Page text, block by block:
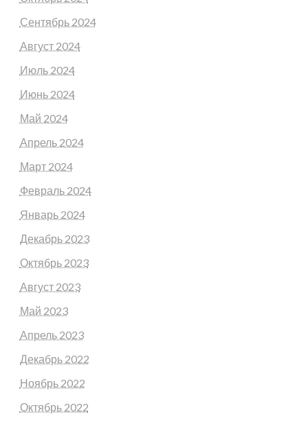
Сентябрь 2024
Август 2024
Июль 2024
Июнь 2024
Май 2024
Апрель 2024
Март 2024
Февраль 2024
Январь 2024
Декабрь 2023
Октябрь 2023
Август 2023
Май 2023
Апрель 2023
Декабрь 2022
Ноябрь 2022
Октябрь 2022